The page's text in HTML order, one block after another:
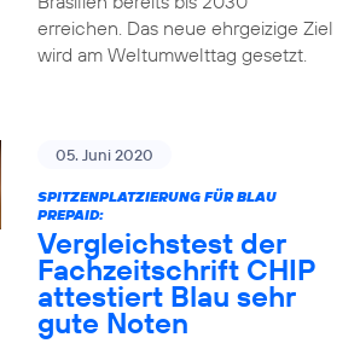
erreichen. Das neue ehrgeizige Ziel
wird am Weltumwelttag gesetzt.
05. Juni 2020
SPITZENPLATZIERUNG FÜR BLAU
PREPAID:
Vergleichstest der
Fachzeitschrift CHIP
attestiert Blau sehr
gute Noten